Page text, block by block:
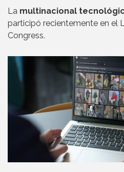
La multinacional
participó recientemente en el
Congress.